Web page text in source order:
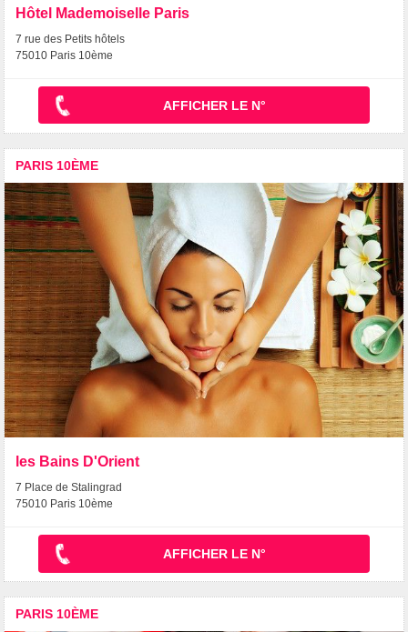
Hôtel Mademoiselle Paris
7 rue des Petits hôtels
75010 Paris 10ème
AFFICHER LE N°
PARIS 10ÈME
les Bains D'Orient
7 Place de Stalingrad
75010 Paris 10ème
AFFICHER LE N°
PARIS 10ÈME